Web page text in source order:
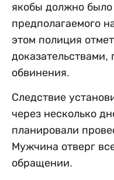
якобы должно было
предполагаемого
этом полиция
обвинения.
Следствие
через несколько
планировали
Мужчина отверг
обращении.